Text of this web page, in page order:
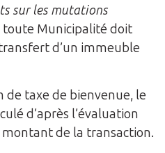
sur les mutations
toute Municipalité doit
d’un immeuble
de taxe de bienvenue, le
d’après l’évaluation
montant de la transaction.